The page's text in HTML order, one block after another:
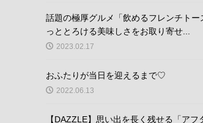
話題の極厚グルメ「飲めるフレンチトー
っととろける美味しさをお取り寄せ...
2023.02.17
おふたりが当日を迎えるまで♡
2022.06.13
【DAZZLE】思い出を長く残せる「アフ